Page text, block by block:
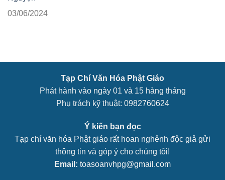
03/06/2024
Tạp Chí Văn Hóa Phật Giáo
Phát hành vào ngày 01 và 15 hàng tháng
Phụ trách kỹ thuật: 0982760624
Ý kiến bạn đọc
Tạp chí văn hóa Phật giáo rất hoan nghênh độc giả gửi
thông tin và góp ý cho chúng tôi!
Email: toasoanvhpg@gmail.com